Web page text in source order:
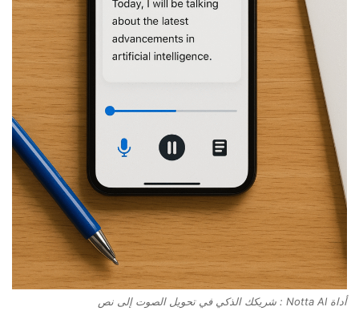
أداة Notta AI : شريكك الذكي في تحويل الصوت إلى نص